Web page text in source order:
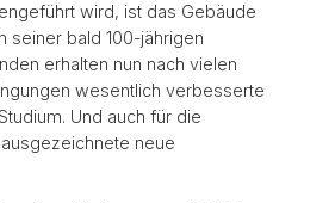
wird, ist das Gebäude
seiner bald 100-jährigen
erhalten nun nach vielen
wesentlich verbesserte
Und auch für die
neue